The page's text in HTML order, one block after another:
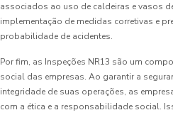
associados ao uso de caldeiras e vasos
implementação de medidas corretivas e
probabilidade de acidentes.
Por fim, as Inspeções NR13 são um
social das empresas. Ao garantir a
integridade de suas operações, as
com a ética e a responsabilidade social.